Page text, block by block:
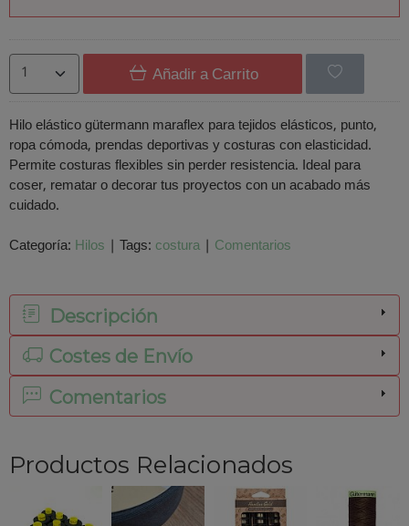
Añadir a Carrito
Hilo elástico gütermann maraflex para tejidos elásticos, punto,
ropa cómoda, prendas deportivas y costuras con elasticidad.
Permite costuras flexibles sin perder resistencia. Ideal para
coser, rematar o decorar tus proyectos con un acabado más
cuidado.
Categoría: Hilos | Tags: costura | Comentarios
Descripción
Costes de Envío
Comentarios
Productos Relacionados